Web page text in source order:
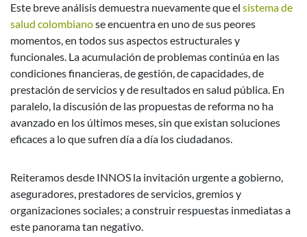
Este breve análisis demuestra nuevamente que el sistema de
salud colombianose encuentra en uno de sus peores
momentos, en todos sus aspectos estructurales y
funcionales. La acumulación de problemas continúa en las
condiciones financieras, de gestión, de capacidades, de
prestación de servicios y de resultados en salud pública. En
paralelo, la discusión de las propuestas de reforma no ha
avanzado en los últimos meses, sin que existan soluciones
eficaces a lo que sufren día a día los ciudadanos.
Reiteramos desde INNOS la invitación urgente a gobierno,
aseguradores, prestadores de servicios, gremios y
organizaciones sociales; a construir respuestas inmediatas a
este panorama tan negativo.